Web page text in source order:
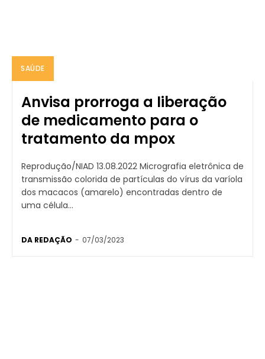
SAÚDE
Anvisa prorroga a liberação
de medicamento para o
tratamento da mpox
Reprodução/NIAD 13.08.2022 Micrografia eletrônica de
transmissão colorida de partículas do vírus da varíola
dos macacos (amarelo) encontradas dentro de
uma célula...
DA REDAÇÃO - 07/03/2023